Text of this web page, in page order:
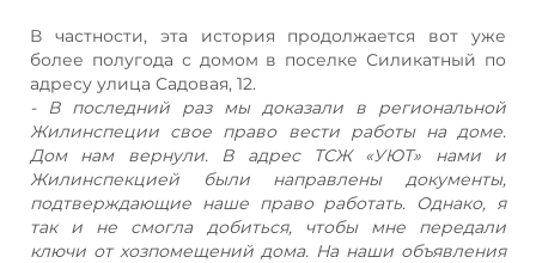
В частности, эта история продолжается вот уже
более полугода с домом в поселке Силикатный по
адресу улица Садовая, 12.
- В последний раз мы доказали в региональной
Жилинспеции свое право вести работы на доме.
Дом нам вернули. В адрес ТСЖ «УЮТ» нами и
Жилинспекцией были направлены документы,
подтверждающие наше право работать. Однако, я
так и не смогла добиться, чтобы мне передали
ключи от хозпомещений дома. На наши объявления